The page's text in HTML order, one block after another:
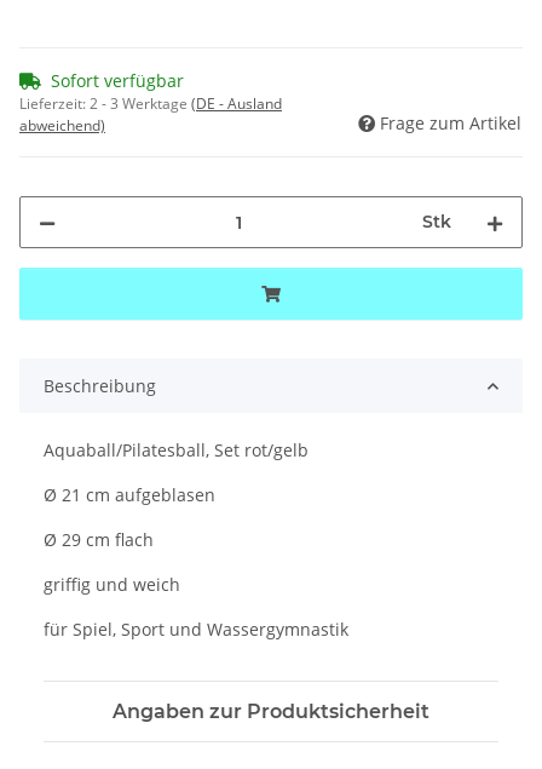
Sofort verfügbar
Lieferzeit:2 - 3 Werktage (DE - Ausland
abweichend)
Frage zum Artikel
Stk
Beschreibung
Aquaball/Pilatesball, Set rot/gelb
Ø 21 cm aufgeblasen
Ø 29 cm flach
griffig und weich
für Spiel, Sport und Wassergymnastik
Angaben zur Produktsicherheit